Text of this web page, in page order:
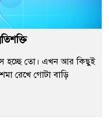
হচ্ছে তো। এখন আর কিছুই
রেখে গোটা বাড়ি